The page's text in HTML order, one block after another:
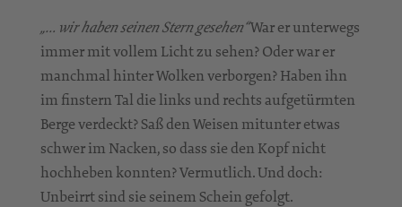
„… wir haben seinen Stern gesehen“War er unterwegs
immer mit vollem Licht zu sehen? Oder war er
manchmal hinter Wolken verborgen? Haben ihn
im finstern Tal die links und rechts aufgetürmten
Berge verdeckt? Saß den Weisen mitunter etwas
schwer im Nacken, so dass sie den Kopf nicht
hochheben konnten? Vermutlich. Und doch:
Unbeirrt sind sie seinem Schein gefolgt.